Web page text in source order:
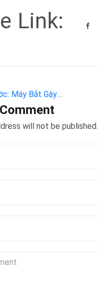
Link:
Máy Bắt Gậy
Lực Cho Khu
Đại
will not be published.